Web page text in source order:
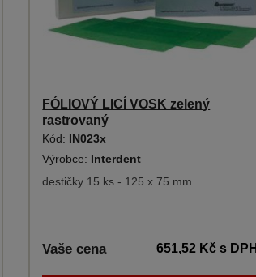
FÓLIOVÝ LICÍ VOSK zelený
rastrovaný
Kód: IN023x
Výrobce: Interdent
destičky 15 ks - 125 x 75 mm
Vaše cena 651,52 Kč s DPH